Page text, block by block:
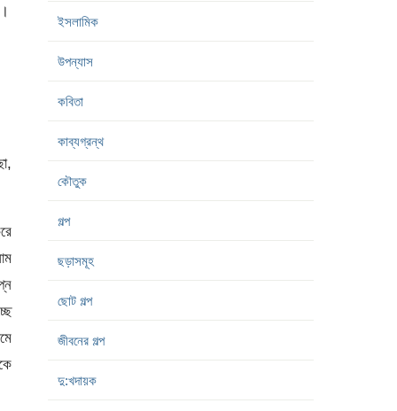
ইসলামিক
উপন্যাস
কবিতা
কাব্যগ্রন্থ
কৌতুক
গল্প
ছড়াসমূহ
ছোট গল্প
জীবনের গল্প
দু:খদায়ক